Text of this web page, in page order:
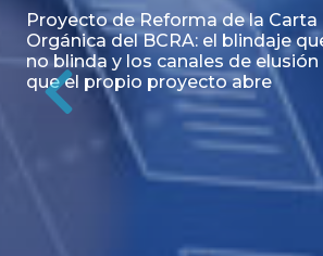
RESOLUCIÓN 271/2026 de la
SECRETARIA DE
DE PRODUCCIÓN: Actualización y
unificación de las advertencias
obligatorias en la publicidad de
juegos y apuestas en...
Previous